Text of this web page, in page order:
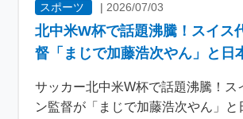
スポーツ | 2026/07/03
北中米W杯で話題沸騰！スイス
督「まじで加藤浩次やん」と日
サッカー北中米W杯で話題沸騰！ス
ン監督が「まじで加藤浩次やん」と